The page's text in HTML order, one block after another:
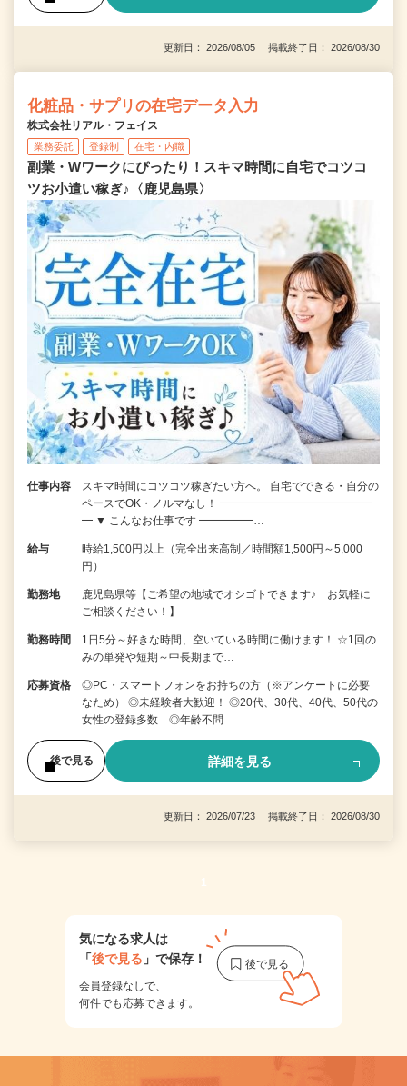
更新日： 2026/08/05 掲載終了日： 2026/08/30
化粧品・サプリの在宅データ入力
株式会社リアル・フェイス
業務委託 登録制 在宅・内職
副業・Wワークにぴったり！スキマ時間に自宅でコツコ
ツお小遣い稼ぎ♪〈鹿児島県〉
仕事内容
スキマ時間にコツコツ稼ぎたい方へ。 自宅でできる・自分の
ペースでOK・ノルマなし！ ━━━━━━━━━━━━━━
━ ▼ こんなお仕事です ━━━━━…
給与
時給1,500円以上（完全出来高制／時間額1,500円～5,000
円）
勤務地
鹿児島県等【ご希望の地域でオシゴトできます♪ お気軽に
ご相談ください！】
勤務時間
1日5分～好きな時間、空いている時間に働けます！ ☆1回の
みの単発や短期～中長期まで…
応募資格
◎PC・スマートフォンをお持ちの方（※アンケートに必要
なため） ◎未経験者大歓迎！ ◎20代、30代、40代、50代の
女性の登録多数 ◎年齢不問
後で見る 詳細を見る
更新日： 2026/07/23 掲載終了日： 2026/08/30
1
気になる求人は
「後で見る 」で保存！
会員登録なしで、
何件でも応募できます。